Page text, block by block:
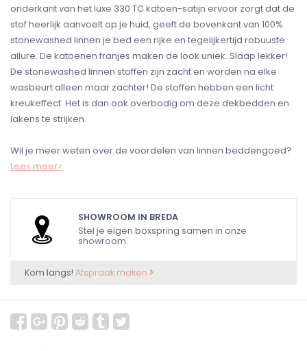
onderkant van het luxe 330 TC katoen-satijn ervoor zorgt dat de
stof heerlijk aanvoelt op je huid, geeft de bovenkant van 100%
stonewashed linnen je bed een rijke en tegelijkertijd robuuste
allure. De katoenen franjes maken de look uniek. Slaap lekker!
De stonewashed linnen stoffen zijn zacht en worden na elke
wasbeurt alleen maar zachter! De stoffen hebben een licht
kreukeffect. Het is dan ook overbodig om deze dekbedden en
lakens te strijken.
Wil je meer weten over de voordelen van linnen beddengoed?
Lees meer>
SHOWROOM IN BREDA
Stel je eigen boxspring samen in onze
showroom.
Kom langs! Afspraak maken